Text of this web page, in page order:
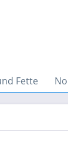
Fette